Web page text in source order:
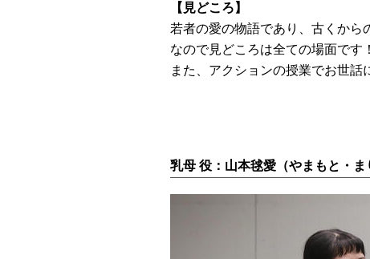
【見どころ】
若者の愛の物語であり、古くから
なので見どころは全ての場面です
また、アクションの授業でお世話
乳母 役：山本毬愛（やまもと・ま